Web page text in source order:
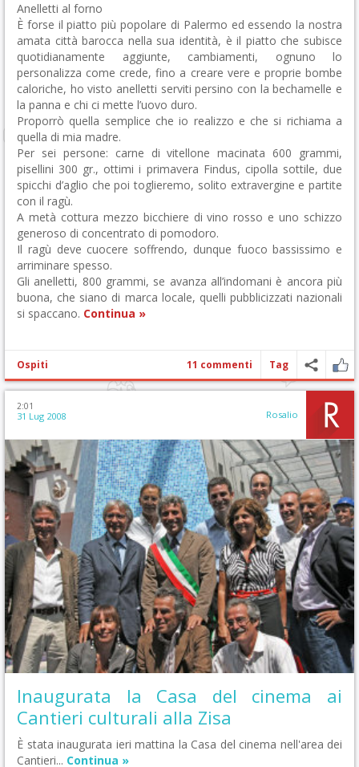
Anelletti al forno
È forse il piatto più popolare di Palermo ed essendo la nostra
amata città barocca nella sua identità, è il piatto che subisce
quotidianamente aggiunte, cambiamenti, ognuno lo
personalizza come crede, fino a creare vere e proprie bombe
caloriche, ho visto anelletti serviti persino con la bechamelle e
la panna e chi ci mette l’uovo duro.
Proporrò quella semplice che io realizzo e che si richiama a
quella di mia madre.
Per sei persone: carne di vitellone macinata 600 grammi,
pisellini 300 gr., ottimi i primavera Findus, cipolla sottile, due
spicchi d’aglio che poi toglieremo, solito extravergine e partite
con il ragù.
A metà cottura mezzo bicchiere di vino rosso e uno schizzo
generoso di concentrato di pomodoro.
Il ragù deve cuocere soffrendo, dunque fuoco bassissimo e
arriminare spesso.
Gli anelletti, 800 grammi, se avanza all’indomani è ancora più
buona, che siano di marca locale, quelli pubblicizzati nazionali
si spaccano. Continua »
Ospiti 11 commenti Tag
2:01
31 Lug 2008 Rosalio
Inaugurata la Casa del cinema ai
Cantieri culturali alla Zisa
È stata inaugurata ieri mattina la Casa del cinema nell'area dei
Cantieri... Continua »